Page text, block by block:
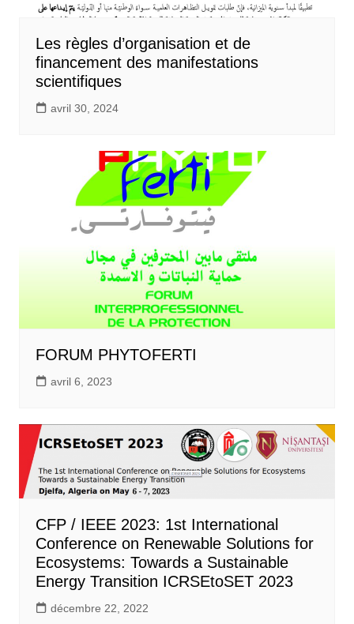
Les règles d’organisation et de
financement des manifestations
scientifiques
avril 30, 2024
FORUM PHYTOFERTI
avril 6, 2023
CFP / IEEE 2023: 1st International
Conference on Renewable Solutions for
Ecosystems: Towards a Sustainable
Energy Transition ICRSEtoSET 2023
décembre 22, 2022